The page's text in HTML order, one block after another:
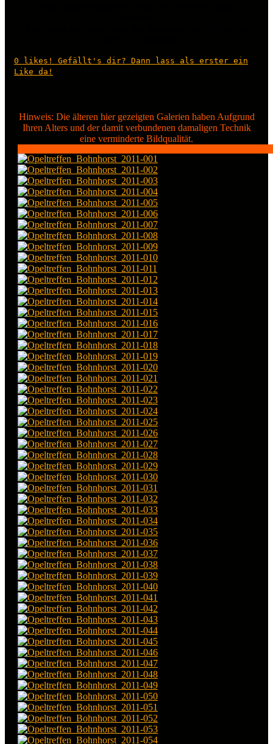
0
likes! Gefällt's dir? Dann lass als erster ein
Like da!
Hinweis: Die älteren hier gezeigten Galerien haben Aufgrund
Ihren Alters und der damit verbundenen damaligen Technik
eine verminderte Bildqualität.